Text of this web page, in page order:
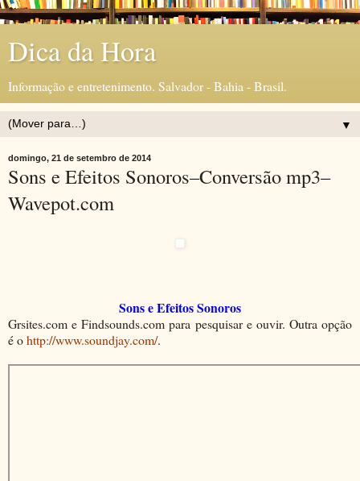
Dica da Hora
Informação e entretenimento. Salvador - Bahia - Brasil.
▼
domingo, 21 de setembro de 2014
Sons e Efeitos Sonoros–Conversão mp3–
Wavepot.com
Sons e Efeitos Sonoros
Grsites.com e Findsounds.com para pesquisar e ouvir. Outra opção
é ohttp://www.soundjay.com/.